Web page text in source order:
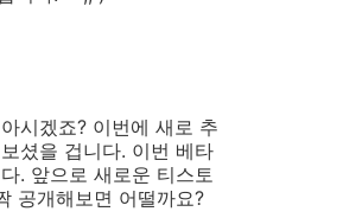
시겠죠? 이번에 새로 추
셨을 겁니다. 이번 베타
. 앞으로 새로운 티스토
공개해보면 어떨까요?